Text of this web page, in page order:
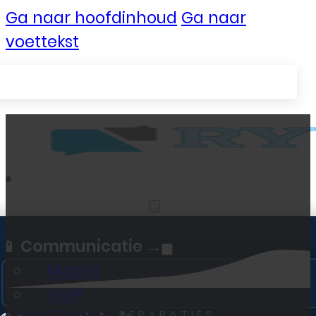
Ga naar hoofdinhoud Ga naar
voettekst
📱 Communicatie →
Mobiel
VoIP